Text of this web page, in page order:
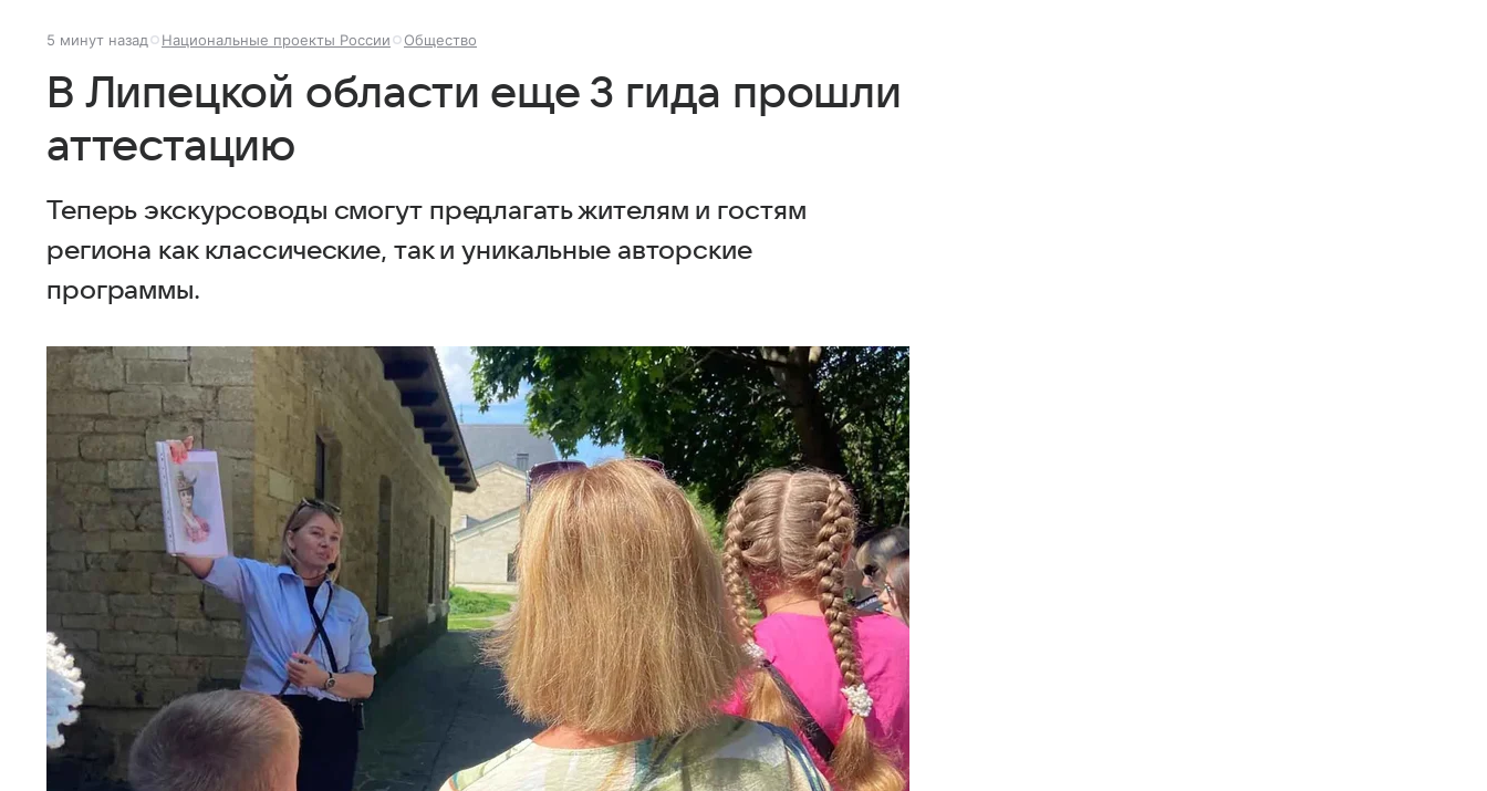
5 минут назад Национальные проекты России Общество
В Липецкой области еще 3 гида прошли
аттестацию
Теперь экскурсоводы смогут предлагать жителям и гостям
региона как классические, так и уникальные авторские
программы.